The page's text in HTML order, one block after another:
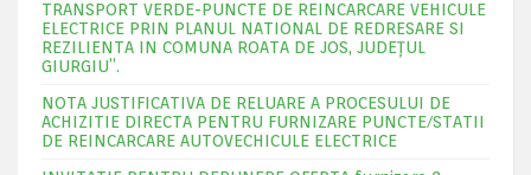
TRANSPORT VERDE-PUNCTE DE REINCARCARE VEHICULE
ELECTRICE PRIN PLANUL NATIONAL DE REDRESARE SI
REZILIENTA IN COMUNA ROATA DE JOS, JUDEŢUL
GIURGIU”.
NOTA JUSTIFICATIVA DE RELUARE A PROCESULUI DE
ACHIZITIE DIRECTA PENTRU FURNIZARE PUNCTE/STATII
DE REINCARCARE AUTOVECHICULE ELECTRICE